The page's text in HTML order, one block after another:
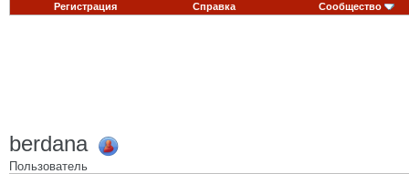
Регистрация Справка Сообщество
berdana
Пользователь